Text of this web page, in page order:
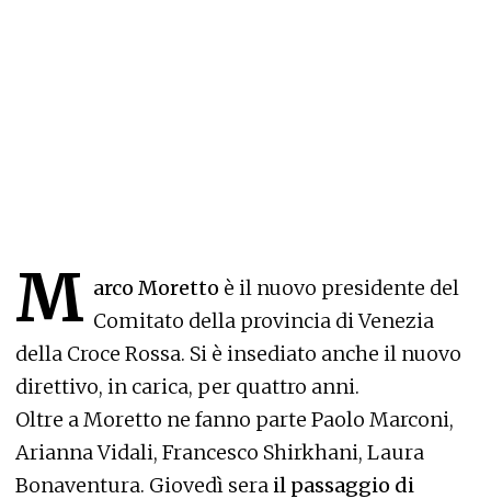
M arco Moretto è il nuovo presidente del
Comitato della provincia di Venezia
della Croce Rossa. Si è insediato anche il nuovo
direttivo, in carica, per quattro anni.
Oltre a Moretto ne fanno parte Paolo Marconi,
Arianna Vidali, Francesco Shirkhani, Laura
Bonaventura. Giovedì sera il passaggio di